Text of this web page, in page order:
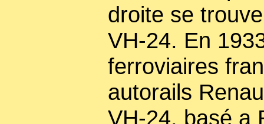
droite se
VH-24. En
ferroviaires
autorails
VH-24, basé a